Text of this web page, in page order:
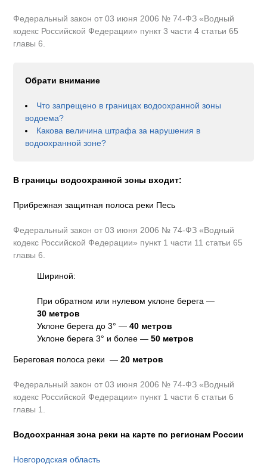
Федеральный закон от 03 июня 2006 № 74-ФЗ «Водный
кодекс Российской Федерации» пункт 3 части 4 статьи 65
главы 6.
Обрати внимание
Что запрещено в границах водоохранной зоны
водоема?
Какова величина штрафа за нарушения в
водоохранной зоне?
В границы водоохранной зоны входит:
Прибрежная защитная полоса реки Песь
Федеральный закон от 03 июня 2006 № 74-ФЗ «Водный
кодекс Российской Федерации» пункт 1 части 11 статьи 65
главы 6.
Шириной:
При обратном или нулевом уклоне берега —
30 метров
Уклоне берега до 3° —40 метров
Уклоне берега 3° и более —50 метров
Береговая полоса реки —20 метров
Федеральный закон от 03 июня 2006 № 74-ФЗ «Водный
кодекс Российской Федерации» пункт 1 части 6 статьи 6
главы 1.
Водоохранная зона реки на карте по регионам России
Новгородская область